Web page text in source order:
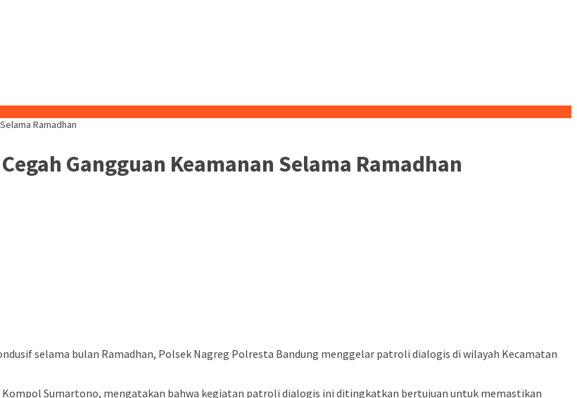
Ramadhan
Gangguan Keamanan Selama Ramadhan
selama bulan Ramadhan, Polsek Nagreg Polresta Bandung menggelar patroli dialogis di wilayah Kecamatan
Sumartono, mengatakan bahwa kegiatan patroli dialogis ini ditingkatkan bertujuan untuk memastikan